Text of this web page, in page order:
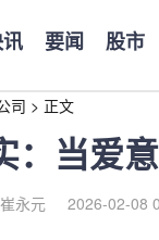
要闻 股市
司 > 正文
：当爱
永元 2026-02-08